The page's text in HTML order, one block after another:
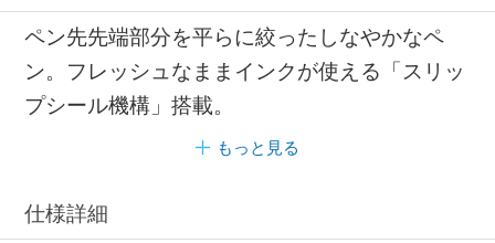
ペン先先端部分を平らに絞ったしなやかなペ
ン。フレッシュなままインクが使える「スリッ
プシール機構」搭載。
もっと見る
仕様詳細